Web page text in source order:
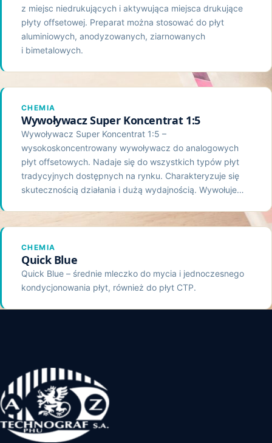
z miejsc niedrukujących i aktywująca miejsca drukujące
płyty offsetowej. Preparat można stosować do płyt
aluminiowych, anodyzowanych, ziarnowanych
i bimetalowych.
CHEMIA
Wywoływacz Super Koncentrat 1:5
Wywoływacz Super Koncentrat 1:5 –
wysokoskoncentrowany wywoływacz do analogowych
płyt offsetowych. Nadaje się do wszystkich typów płyt
tradycyjnych dostępnych na rynku. Charakteryzuje się
skutecznością działania i dużą wydajnością. Wywołuje…
CHEMIA
Quick Blue
Quick Blue – średnie mleczko do mycia i jednoczesnego
kondycjonowania płyt, również do płyt CTP.